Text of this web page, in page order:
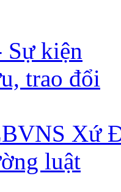
Sự kiện
trao đổi
Xứ
luật